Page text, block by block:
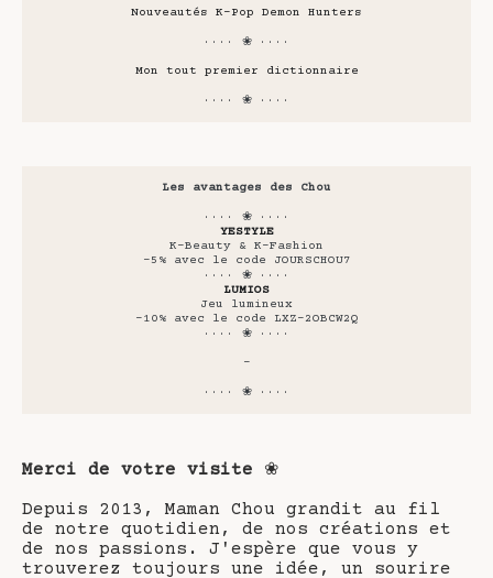
Nouveautés K-Pop Demon Hunters
···· ❀ ····
Mon tout premier dictionnaire
···· ❀ ····
Les avantages des Chou
···· ❀ ····
YESTYLE
K-Beauty & K-Fashion
-5% avec le code JOURSCHOU7
···· ❀ ····
LUMIOS
Jeu lumineux
-10% avec le code LXZ-2OBCW2Q
···· ❀ ····
-
···· ❀ ····
Merci de votre visite ❀
Depuis 2013, Maman Chou grandit au fil
de notre quotidien, de nos créations et
de nos passions. J'espère que vous y
trouverez toujours une idée, un sourire